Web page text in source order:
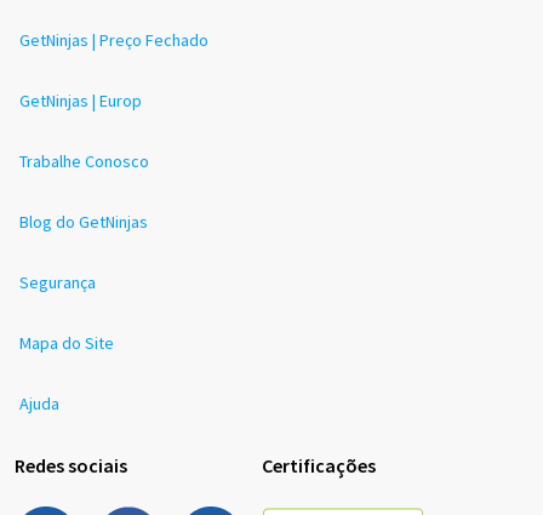
GetNinjas | Preço Fechado
GetNinjas | Europ
Trabalhe Conosco
Blog do GetNinjas
Segurança
Mapa do Site
Ajuda
Redes sociais Certificações